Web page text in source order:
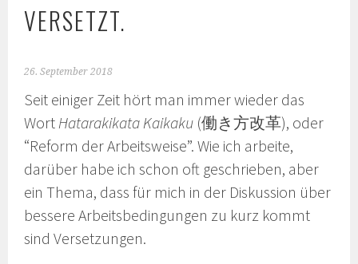
VERSETZT.
26. September 2018
Seit einiger Zeit hört man immer wieder das
WortHatarakikata Kaikaku (働き方改革), oder
“Reform der Arbeitsweise”. Wie ich arbeite,
darüber habe ich schon oft geschrieben, aber
ein Thema, dass für mich in der Diskussion über
bessere Arbeitsbedingungen zu kurz kommt
sind Versetzungen.